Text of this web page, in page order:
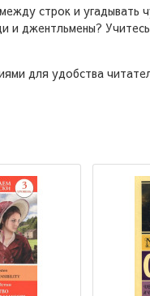
строк и угадывать
и джентльмены? Учитесь
для удобства